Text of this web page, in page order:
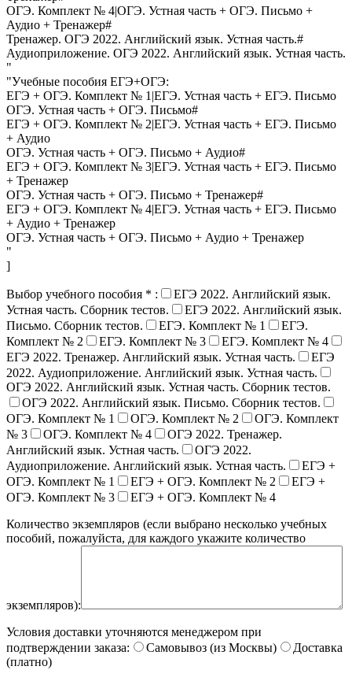
ОГЭ. Комплект № 4|ОГЭ. Устная часть + ОГЭ. Письмо +
Аудио + Тренажер#
Тренажер. ОГЭ 2022. Английский язык. Устная часть.#
Аудиоприложение. ОГЭ 2022. Английский язык. Устная часть.
"
"Учебные пособия ЕГЭ+ОГЭ:
ЕГЭ + ОГЭ. Комплект № 1|ЕГЭ. Устная часть + ЕГЭ. Письмо
ОГЭ. Устная часть + ОГЭ. Письмо#
ЕГЭ + ОГЭ. Комплект № 2|ЕГЭ. Устная часть + ЕГЭ. Письмо
+ Аудио
ОГЭ. Устная часть + ОГЭ. Письмо + Аудио#
ЕГЭ + ОГЭ. Комплект № 3|ЕГЭ. Устная часть + ЕГЭ. Письмо
+ Тренажер
ОГЭ. Устная часть + ОГЭ. Письмо + Тренажер#
ЕГЭ + ОГЭ. Комплект № 4|ЕГЭ. Устная часть + ЕГЭ. Письмо
+ Аудио + Тренажер
ОГЭ. Устная часть + ОГЭ. Письмо + Аудио + Тренажер
"
]
Выбор учебного пособия * :
ЕГЭ 2022. Английский язык.
Устная часть. Сборник тестов.
ЕГЭ 2022. Английский язык.
Письмо. Сборник тестов.
ЕГЭ. Комплект № 1
ЕГЭ.
Комплект № 2
ЕГЭ. Комплект № 3
ЕГЭ. Комплект № 4
ЕГЭ 2022. Тренажер. Английский язык. Устная часть.
ЕГЭ
2022. Аудиоприложение. Английский язык. Устная часть.
ОГЭ 2022. Английский язык. Устная часть. Сборник тестов.
ОГЭ 2022. Английский язык. Письмо. Сборник тестов.
ОГЭ. Комплект № 1
ОГЭ. Комплект № 2
ОГЭ. Комплект
№ 3
ОГЭ. Комплект № 4
ОГЭ 2022. Тренажер.
Английский язык. Устная часть.
ОГЭ 2022.
Аудиоприложение. Английский язык. Устная часть.
ЕГЭ +
ОГЭ. Комплект № 1
ЕГЭ + ОГЭ. Комплект № 2
ЕГЭ +
ОГЭ. Комплект № 3
ЕГЭ + ОГЭ. Комплект № 4
Количество экземпляров (если выбрано несколько учебных
пособий, пожалуйста, для каждого укажите количество
экземпляров):
Условия доставки уточняются менеджером при
подтверждении заказа:
Самовывоз (из Москвы)
Доставка
(платно)